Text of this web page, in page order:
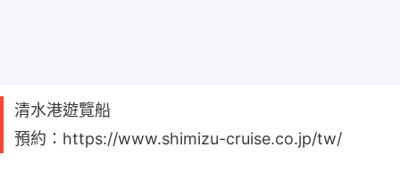
清水港遊覽船
預約：https://www.shimizu-cruise.co.jp/tw/